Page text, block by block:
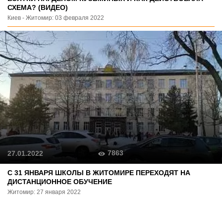
СХЕМА? (ВИДЕО)
Киев - Житомир: 03 февраля 2022
С 31 ЯНВАРЯ ШКОЛЫ В ЖИТОМИРЕ ПЕРЕХОДЯТ НА
ДИСТАНЦИОННОЕ ОБУЧЕНИЕ
Житомир: 27 января 2022
27.01.2022 7863